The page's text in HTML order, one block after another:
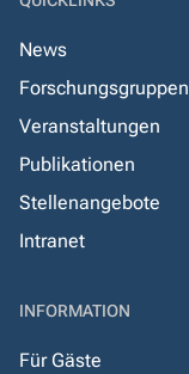
News
Forschungsgruppen
Veranstaltungen
Publikationen
Stellenangebote
Intranet
INFORMATION
Für Gäste